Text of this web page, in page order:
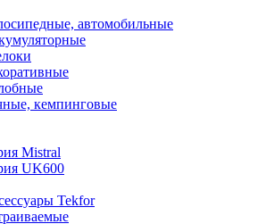
автомобильные
кемпинговые
Mistral
UK600
Tekfor